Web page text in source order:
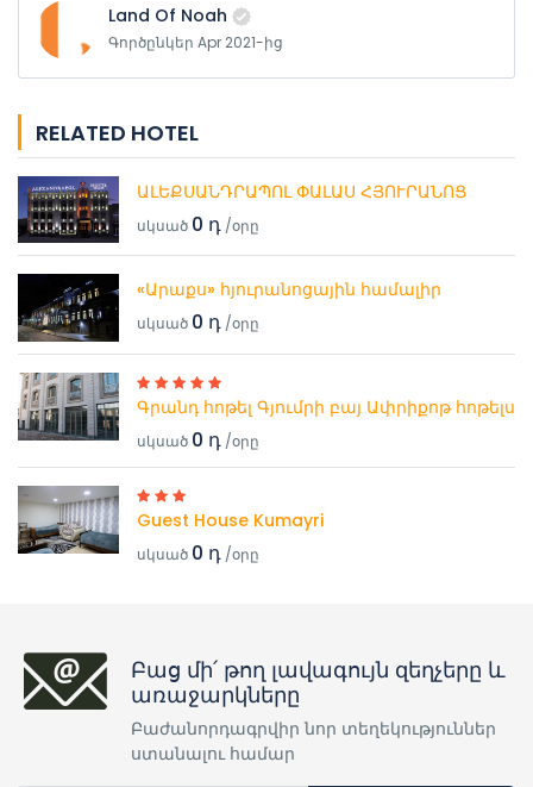
Land Of Noah
Գործընկեր Apr 2021-ից
RELATED HOTEL
ԱԼԵՔՍԱՆԴՐԱՊՈԼ ՓԱԼԱՍ ՀՅՈՒՐԱՆՈՑ
սկսած 0 դ /օրը
«Արաքս» հյուրանոցային համալիր
սկսած 0 դ /օրը
Գրանդ հոթել Գյումրի բայ Ափրիքոթ հոթելս
սկսած 0 դ /օրը
Guest House Kumayri
սկսած 0 դ /օրը
Բաց մի՛ թող լավագույն զեղչերը և
առաջարկները
Բաժանորդագրվիր նոր տեղեկություններ
ստանալու համար